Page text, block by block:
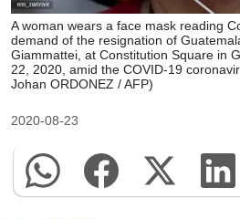
A woman wears a face mask reading
demand of the resignation of
Giammattei, at Constitution Square in
22, 2020, amid the COVID-19
Johan ORDONEZ / AFP)
2020-08-23